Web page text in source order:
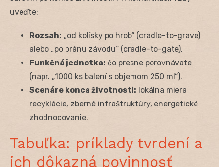
uveďte:
Rozsah: „od kolísky po hrob“ (cradle-to-grave)
alebo „po bránu závodu“ (cradle-to-gate).
Funkčná jednotka: čo presne porovnávate
(napr. „1000 ks balení s objemom 250 ml“).
Scenáre konca životnosti: lokálna miera
recyklácie, zberné infraštruktúry, energetické
zhodnocovanie.
Tabuľka: príklady tvrdení a
ich dôkazná povinnosť